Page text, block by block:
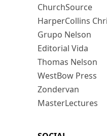
ChurchSource
HarperCollins
Grupo Nelson
Editorial Vida
Thomas Nelson
WestBow Press
Zondervan
MasterLectures